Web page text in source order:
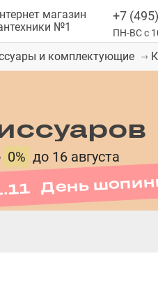
магазин
№1
+7 (495)
ПН-ВС с
и комплектующие
День
0% до 16 августа